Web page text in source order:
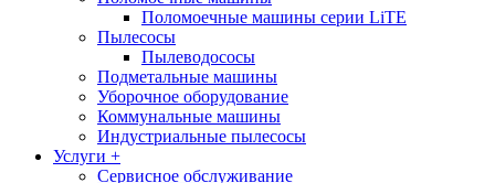
Поломоечные машины серии LiTE
Пылесосы
Пылеводососы
Подметальные машины
Уборочное оборудование
Коммунальные машины
Индустриальные пылесосы
Услуги +
Сервисное обслуживание